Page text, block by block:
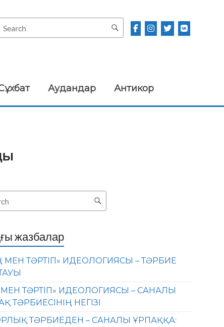
Аудандар Антикор
жазбалар
МЕН ТӘРТІП» ИДЕОЛОГИЯСЫ – ТӘРБИЕ
ТӘРТІП» ИДЕОЛОГИЯСЫ – САНАЛЫ
ТӘРБИЕСІНІҢ НЕГІЗІ
ТӘРБИЕДЕН – САНАЛЫ ҰРПАҚҚА: